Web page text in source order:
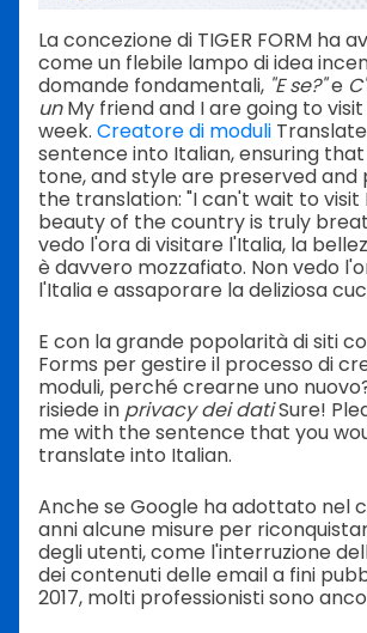
La concezione di TIGER FORM ha
come un flebile lampo di idea
domande fondamentali, "E se?"e
unMy friend and I are going to
week. Creatore di moduli
sentence into Italian, ensuring
tone, and style are preserved and
the translation: "I can't wait to visit
beauty of the country is truly
vedo l'ora di visitare l'Italia, la
è davvero mozzafiato. Non vedo
l'Italia e assaporare la deliziosa
E con la grande popolarità di siti
Forms per gestire il processo di
moduli, perché crearne uno
risiede in privacy dei datiSure!
me with the sentence that you
translate into Italian.
Anche se Google ha adottato nel
anni alcune misure per
degli utenti, come l'interruzione
dei contenuti delle email a fini
2017, molti professionisti sono